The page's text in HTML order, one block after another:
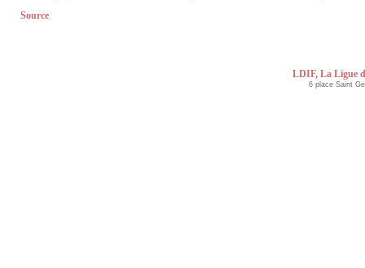
Source
LDIF, La Ligue
6 place Saint